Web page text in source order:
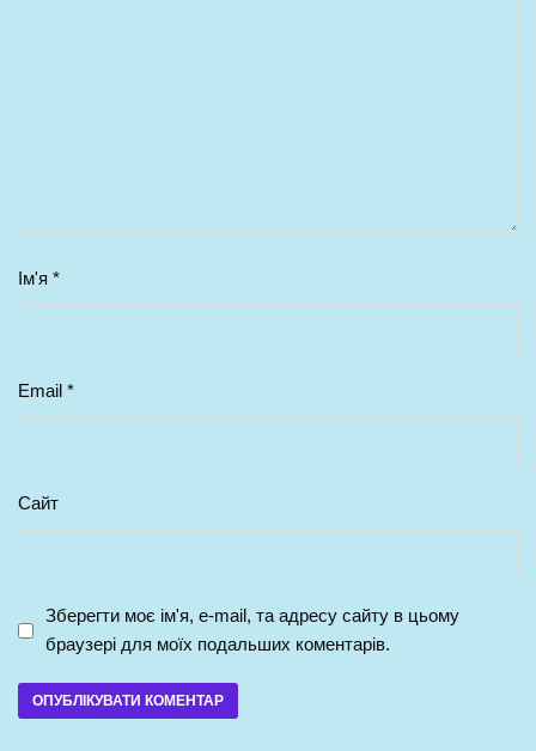
Ім'я *
Email *
Сайт
Зберегти моє ім'я, e-mail, та адресу сайту в цьому
браузері для моїх подальших коментарів.